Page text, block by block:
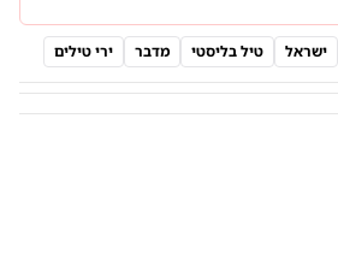
ישראל טיל בליסטי מדבר ירי טילים